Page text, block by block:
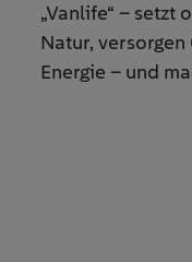
„Vanlife“ –
Natur,
Energie – und